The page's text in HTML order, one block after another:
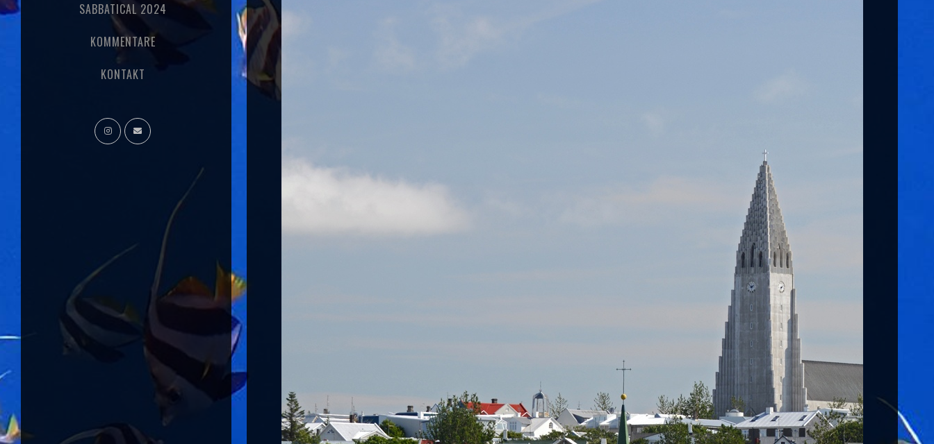
SABBATICAL 2024
KOMMENTARE
KONTAKT